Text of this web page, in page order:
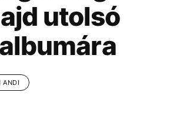
DESIGN
ARCOK
utolsó
ANDI